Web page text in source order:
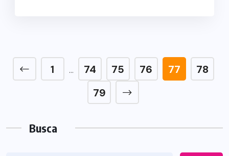
1 … 74 75 76 77
78
79
Busca